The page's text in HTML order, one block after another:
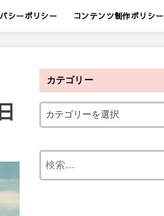
シーポリシー コンテンツ制作ポリシー
カテゴリー